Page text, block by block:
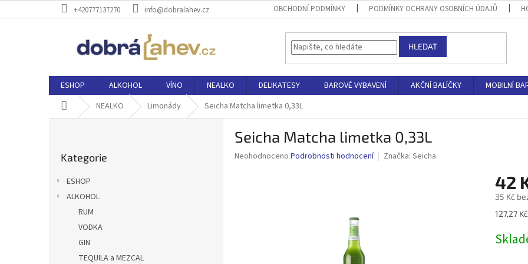
na
+420777137270 info@dobralahev.cz OBCHODNÍ PODMÍNKY PODMÍNKY OCHRANY OSOBNÍCH ÚDAJŮ
HLEDAT
ESHOP ALKOHOL VÍNO NEALKO DELIKATESY BAROVÉ VYBAVENÍ AKČNÍ BALÍČKY MOBILNÍ
Domů NEALKO Limonády Seicha Matcha limetka 0,33L
kategorie
Kategorie
ESHOP
ALKOHOL
RUM
VODKA
GIN
TEQUILA a MEZCAL
Seicha Matcha limetka 0,33L
Průměrné
Neohodnoceno Podrobnosti hodnocení Značka: Seicha
42
35 Kč
Měrná
127,27